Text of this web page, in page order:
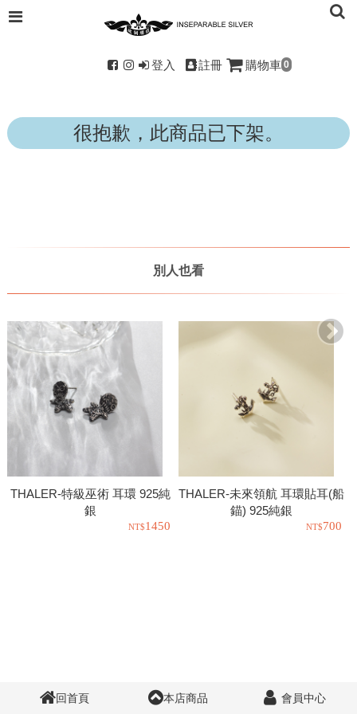
登入 註冊 購物車 0
很抱歉，此商品已下架。
別人也看
THALER-特級巫術 耳環 925純
銀
1450
THALER-未來領航 耳環貼耳(船
錨) 925純銀
700
回首頁 本店商品 會員中心